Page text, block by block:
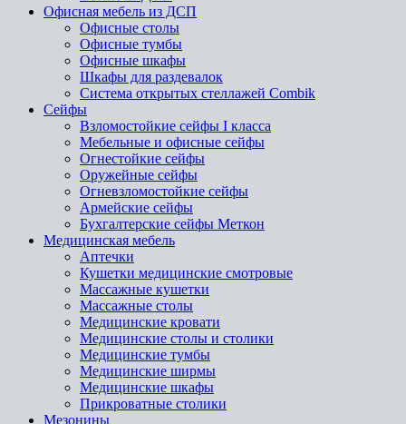
Офисная мебель из ДСП
Офисные столы
Офисные тумбы
Офисные шкафы
Шкафы для раздевалок
Система открытых стеллажей Combik
Сейфы
Взломостойкие сейфы I класса
Мебельные и офисные сейфы
Огнестойкие сейфы
Оружейные сейфы
Огневзломостойкие сейфы
Армейские сейфы
Бухгалтерские сейфы Меткон
Медицинская мебель
Аптечки
Кушетки медицинские смотровые
Массажные кушетки
Массажные столы
Медицинские кровати
Медицинские столы и столики
Медицинские тумбы
Медицинские ширмы
Медицинские шкафы
Прикроватные столики
Мезонины